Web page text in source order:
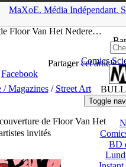
MaXoE. Média Indépendant.
Comics
Toggle
BD
de Floor Van Het Nedere…
Partager cet article
Facebook
/ Magazines/ Street Art
de Floor Van Het
invités